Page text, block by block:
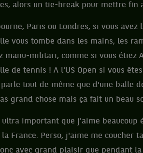
alors un tie-break pour mettre fin
Paris ou Londres, si vous
vous tombe dans les mains, les
manu-militari, comme si vous étiez
de tennis ! A l'US Open si vous
tout de même que d'une balle
grand chose mais ça fait un beau
ultra important que j'aime beaucoup
la France. Perso, j'aime me coucher
avec grand plaisir que pendant